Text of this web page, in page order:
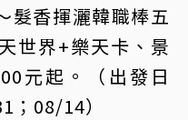
髮香揮灑韓職棒五
世界+樂天卡、景
元起。（出發日
08/14）